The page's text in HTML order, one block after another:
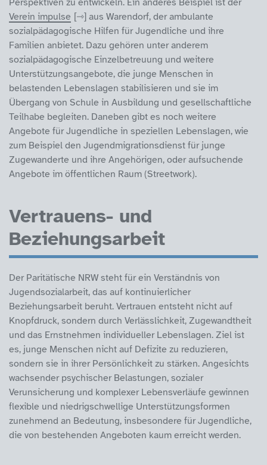
Verein impulse
aus Warendorf, der ambulante
sozialpädagogische Hilfen für Jugendliche und ihre
Familien anbietet. Dazu gehören unter anderem
sozialpädagogische Einzelbetreuung und weitere
Unterstützungsangebote, die junge Menschen in
belastenden Lebenslagen stabilisieren und sie im
Übergang von Schule in Ausbildung und gesellschaftliche
Teilhabe begleiten. Daneben gibt es noch weitere
Angebote für Jugendliche in speziellen Lebenslagen, wie
zum Beispiel den Jugendmigrationsdienst für junge
Zugewanderte und ihre Angehörigen, oder aufsuchende
Angebote im öffentlichen Raum (Streetwork).
Vertrauens- und
Beziehungsarbeit
Der Paritätische NRW steht für ein Verständnis von
Jugendsozialarbeit, das auf kontinuierlicher
Beziehungsarbeit beruht. Vertrauen entsteht nicht auf
Knopfdruck, sondern durch Verlässlichkeit, Zugewandtheit
und das Ernstnehmen individueller Lebenslagen. Ziel ist
es, junge Menschen nicht auf Defizite zu reduzieren,
sondern sie in ihrer Persönlichkeit zu stärken. Angesichts
wachsender psychischer Belastungen, sozialer
Verunsicherung und komplexer Lebensverläufe gewinnen
flexible und niedrigschwellige Unterstützungsformen
zunehmend an Bedeutung, insbesondere für Jugendliche,
die von bestehenden Angeboten kaum erreicht werden.